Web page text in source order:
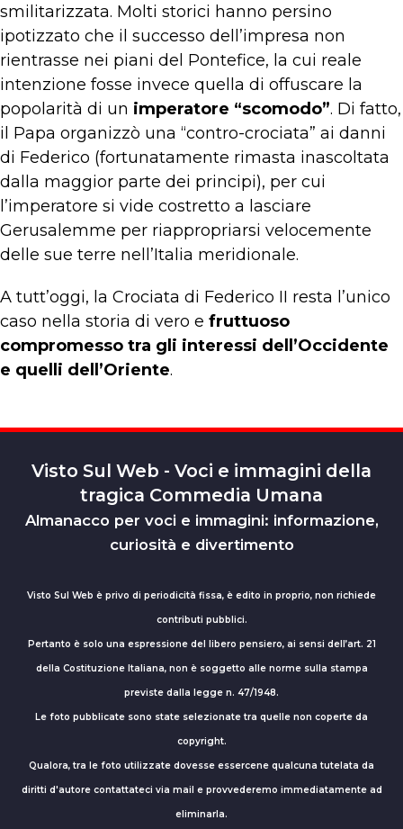
smilitarizzata. Molti storici hanno persino
ipotizzato che il successo dell’impresa non
rientrasse nei piani del Pontefice, la cui reale
intenzione fosse invece quella di offuscare la
popolarità di un imperatore “scomodo”. Di fatto,
il Papa organizzò una “contro-crociata” ai danni
di Federico (fortunatamente rimasta inascoltata
dalla maggior parte dei principi), per cui
l’imperatore si vide costretto a lasciare
Gerusalemme per riappropriarsi velocemente
delle sue terre nell’Italia meridionale.
A tutt’oggi, la Crociata di Federico II resta l’unico
caso nella storia di vero e fruttuoso
compromesso tra gli interessi dell’Occidente
e quelli dell’Oriente.
Visto Sul Web - Voci e immagini della
tragica Commedia Umana
Almanacco per voci e immagini: informazione,
curiosità e divertimento
Visto Sul Web è privo di periodicità fissa, è edito in proprio, non richiede
contributi pubblici.
Pertanto è solo una espressione del libero pensiero, ai sensi dell’art. 21
della Costituzione Italiana, non è soggetto alle norme sulla stampa
previste dalla legge n. 47/1948.
Le foto pubblicate sono state selezionate tra quelle non coperte da
copyright.
Qualora, tra le foto utilizzate dovesse essercene qualcuna tutelata da
diritti d'autore contattateci via mail e provvederemo immediatamente ad
eliminarla.